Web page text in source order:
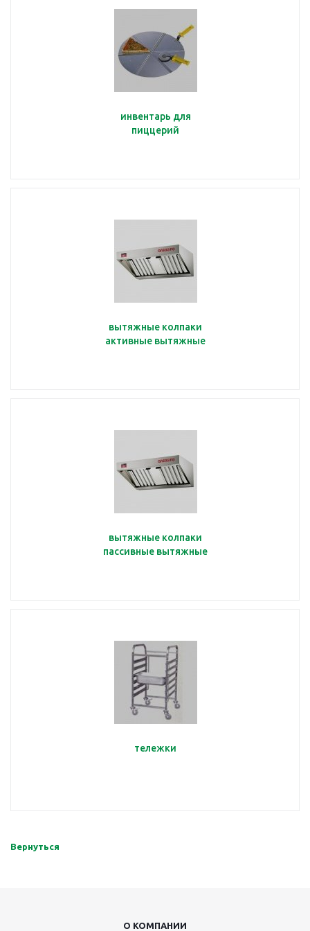
инвентарь для
пиццерий
вытяжные колпаки
активные вытяжные
вытяжные колпаки
пассивные вытяжные
тележки
Вернуться
О КОМПАНИИ